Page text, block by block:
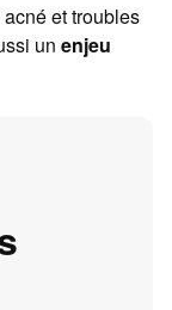
et troubles
un enjeu